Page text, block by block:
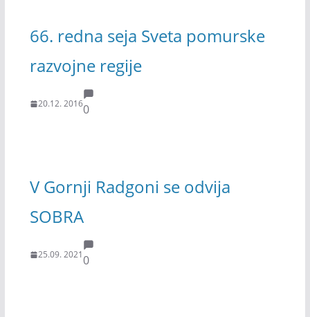
66. redna seja Sveta pomurske
razvojne regije
20.12. 20160
V Gornji Radgoni se odvija
SOBRA
25.09. 20210